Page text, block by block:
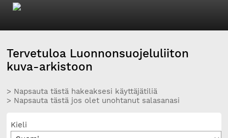
Tervetuloa Luonnonsuojeluliiton
kuva-arkistoon
> Napsauta tästä hakeaksesi käyttäjätiliä
> Napsauta tästä jos olet unohtanut salasanasi
Kieli